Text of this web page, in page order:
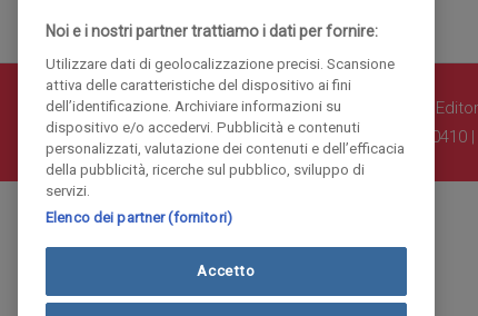
© COPYRIGHT 2018 - La Provincia di Como
Iscritta al Registro Imprese di Como al n. 10410
Noi e i nostri partner trattiamo i dati per fornire:
Utilizzare dati di geolocalizzazione precisi. Scansione
attiva delle caratteristiche del dispositivo ai fini
dell’identificazione. Archiviare informazioni su
dispositivo e/o accedervi. Pubblicità e contenuti
personalizzati, valutazione dei contenuti e dell’efficacia
della pubblicità, ricerche sul pubblico, sviluppo di
servizi.
Elenco dei partner (fornitori)
Accetto